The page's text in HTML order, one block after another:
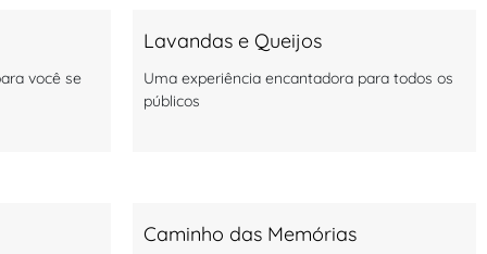
você se
Lavandas e Queijos
Uma experiência encantadora para todos os
públicos
Caminho das Memórias